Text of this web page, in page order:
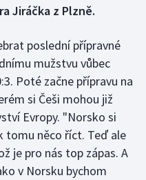
Jiráčka z Plzně.
poslední přípravné
mužstvu vůbec
Poté začne přípravu na
si Češi mohou již
Evropy. "Norsko si
tomu něco říct. Teď ale
je pro nás top zápas. A
v Norsku bychom